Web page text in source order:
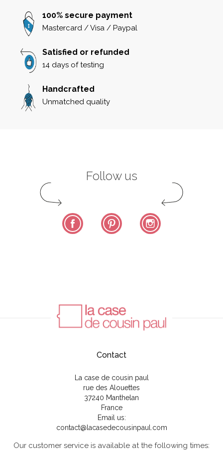
100% secure payment
Mastercard / Visa / Paypal
Satisfied or refunded
14 days of testing
Handcrafted
Unmatched quality
Follow us
Facebook Pinterest
Contact
La case de cousin paul
rue des Alouettes
37240 Manthelan
France
Email us:
contact@lacasedecousinpaul.com
Our customer service is available at the following times: